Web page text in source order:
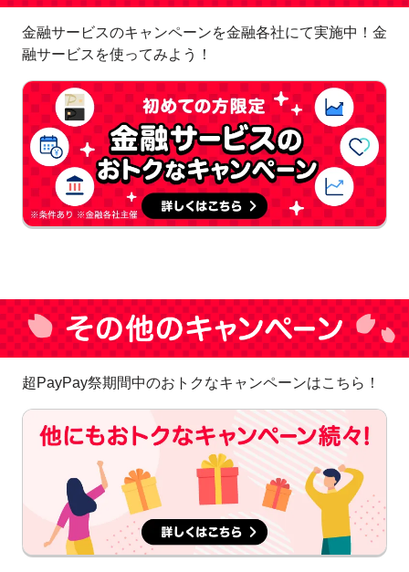
金融サービスのキャンペーンを金融各社にて実施中！金
融サービスを使ってみよう！
超PayPay祭期間中のおトクなキャンペーンはこちら！